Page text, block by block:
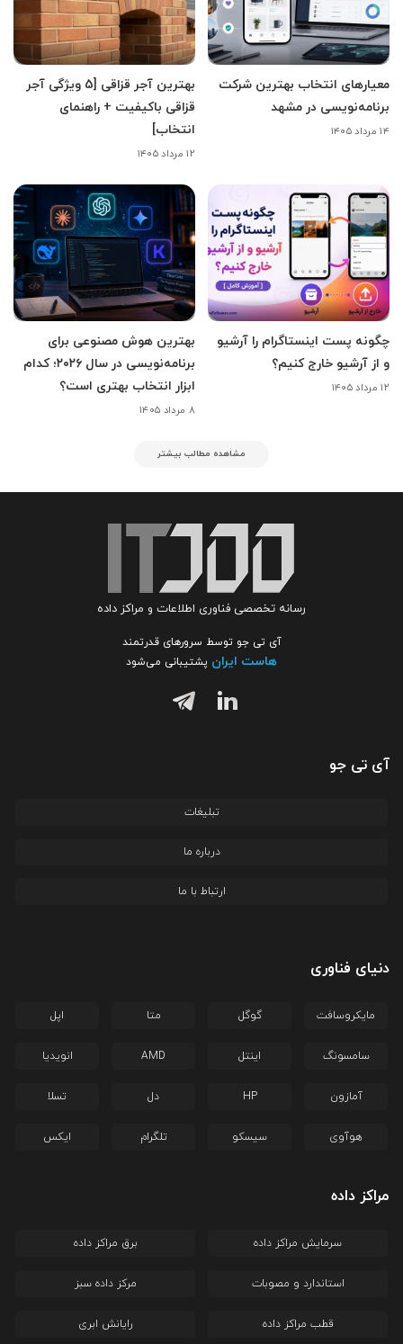
معیارهای انتخاب بهترین شرکت
برنامه‌نویسی در مشهد
۱۴ مرداد ۱۴۰۵
بهترین آجر قزاقی [5 ویژگی آجر
قزاقی باکیفیت + راهنمای
انتخاب]
۱۲ مرداد ۱۴۰۵
چگونه پست اینستاگرام را آرشیو
و از آرشیو خارج کنیم؟
۱۲ مرداد ۱۴۰۵
بهترین هوش مصنوعی برای
برنامه‌نویسی در سال ۲۰۲۶؛ کدام
ابزار انتخاب بهتری است؟
۸ مرداد ۱۴۰۵
مشاهده مطالب بیشتر
رسانه تخصصی فناوری اطلاعات و مراکز داده
آی تی جو توسط سرورهای قدرتمند
هاست ایران پشتیبانی می‌شود
آی تی جو
تبلیغات
درباره ما
ارتباط با ما
دنیای فناوری
مایکروسافت گوگل متا اپل
سامسونگ اینتل AMD انویدیا
آمازون HP دل تسلا
هوآوی سیسکو تلگرام ایکس
مراکز داده
سرمایش مراکز داده برق مراکز داده
استاندارد و مصوبات مرکز داده سبز
قطب مراکز داده رایانش ابری